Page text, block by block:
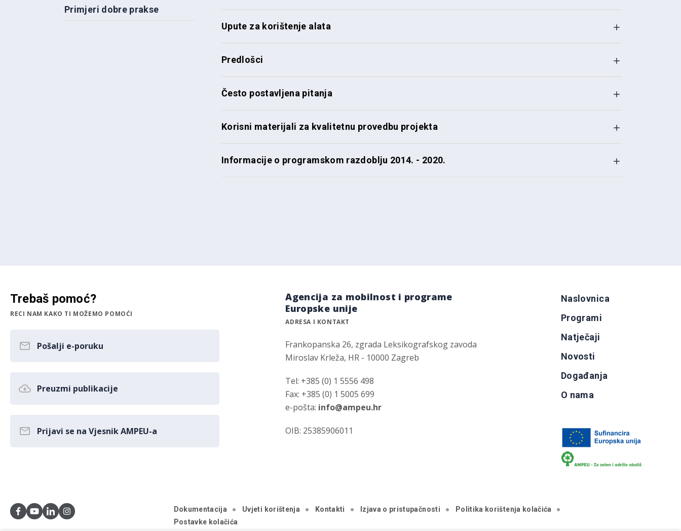
Primjeri dobre prakse
Upute za korištenje alata
Predlošci
Često postavljena pitanja
Korisni materijali za kvalitetnu provedbu projekta
Informacije o programskom razdoblju 2014. - 2020.
Trebaš pomoć?
RECI NAM KAKO TI MOŽEMO POMOĆI
Pošalji e-poruku
Preuzmi publikacije
Prijavi se na Vjesnik AMPEU-a
Agencija za mobilnost i programe
Europske unije
ADRESA I KONTAKT
Frankopanska 26, zgrada Leksikografskog zavoda
Miroslav Krleža, HR - 10000 Zagreb
Tel: +385 (0) 1 5556 498
Fax: +385 (0) 1 5005 699
e-pošta: info@ampeu.hr
OIB: 25385906011
Naslovnica
Programi
Natječaji
Novosti
Događanja
O nama
Dokumentacija Uvjeti korištenja Kontakti Izjava o pristupačnosti
Politika korištenja kolačića
Postavke kolačića